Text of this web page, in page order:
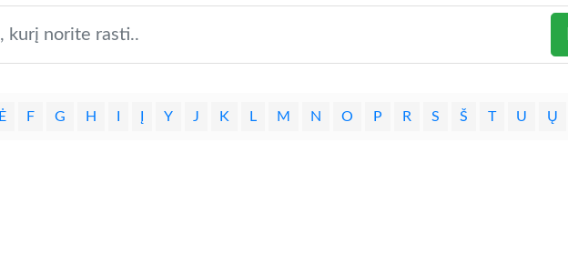
Ė F G H Y J K L M N O P R S Š T U Ų